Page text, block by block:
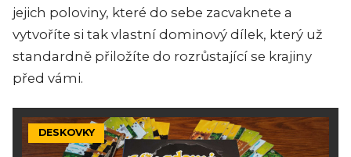
jejich poloviny, které do sebe zacvaknete a
vytvoříte si tak vlastní dominový dílek, který už
standardně přiložíte do rozrůstající se krajiny
před vámi.
DESKOVKY